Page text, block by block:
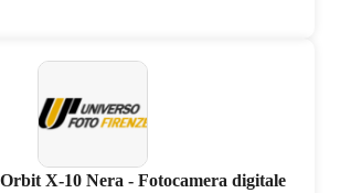
X-10 Nera - Fotocamera digitale